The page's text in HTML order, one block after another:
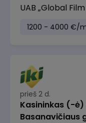
UAB „Global
1200 - 4000 €/
prieš 2 d.
Kasininkas (-
Basanavičiaus